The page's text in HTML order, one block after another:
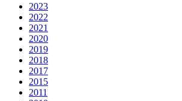
2023
2022
2021
2020
2019
2018
2017
2015
2011